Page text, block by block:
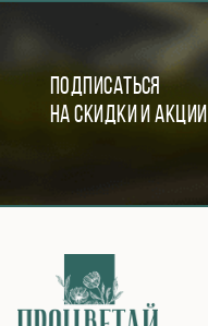
ПОДПИСАТЬСЯ
НА СКИДКИ И АКЦИИ